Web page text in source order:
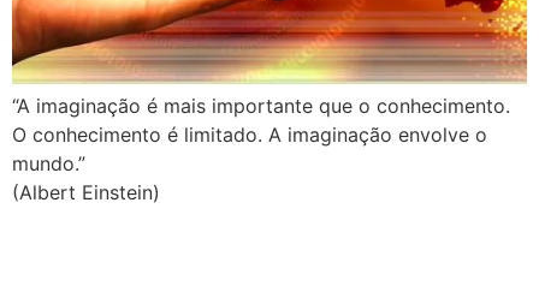
“A imaginação é mais importante que o conhecimento.
O conhecimento é limitado. A imaginação envolve o
mundo.”
(Albert Einstein)